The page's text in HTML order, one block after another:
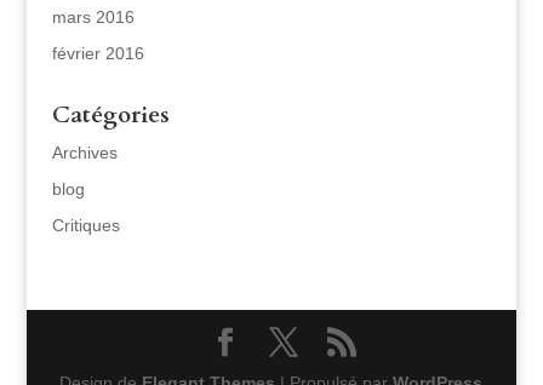
mars 2016
février 2016
Catégories
Archives
blog
Critiques